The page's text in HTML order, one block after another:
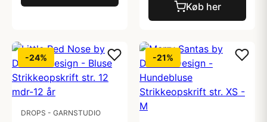
Køb her
-24%
DROPS - GARNSTUDIO
-21%